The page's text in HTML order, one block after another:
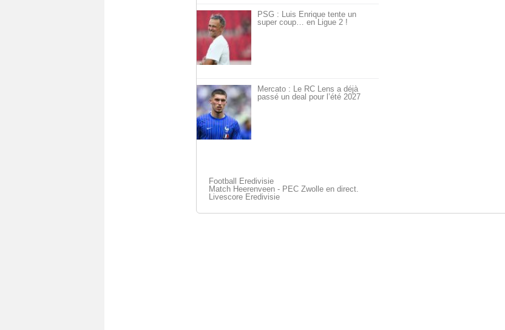
PSG : Luis Enrique tente un
super coup… en Ligue 2 !
Mercato : Le RC Lens a déjà
passé un deal pour l’été 2027
Football Eredivisie
Match Heerenveen - PEC Zwolle en direct.
Livescore Eredivisie